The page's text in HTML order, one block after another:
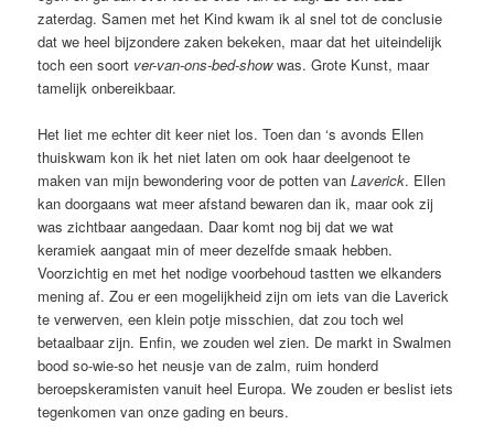
zaterdag. Samen met het Kind kwam ik al snel tot de conclusie
dat we heel bijzondere zaken bekeken, maar dat het uiteindelijk
toch een soort ver-van-ons-bed-showwas. Grote Kunst, maar
tamelijk onbereikbaar.
Het liet me echter dit keer niet los. Toen dan ‘s avonds Ellen
thuiskwam kon ik het niet laten om ook haar deelgenoot te
maken van mijn bewondering voor de potten vanLaverick. Ellen
kan doorgaans wat meer afstand bewaren dan ik, maar ook zij
was zichtbaar aangedaan. Daar komt nog bij dat we wat
keramiek aangaat min of meer dezelfde smaak hebben.
Voorzichtig en met het nodige voorbehoud tastten we elkanders
mening af. Zou er een mogelijkheid zijn om iets van die Laverick
te verwerven, een klein potje misschien, dat zou toch wel
betaalbaar zijn. Enfin, we zouden wel zien. De markt in Swalmen
bood so-wie-so het neusje van de zalm, ruim honderd
beroepskeramisten vanuit heel Europa. We zouden er beslist iets
tegenkomen van onze gading en beurs.